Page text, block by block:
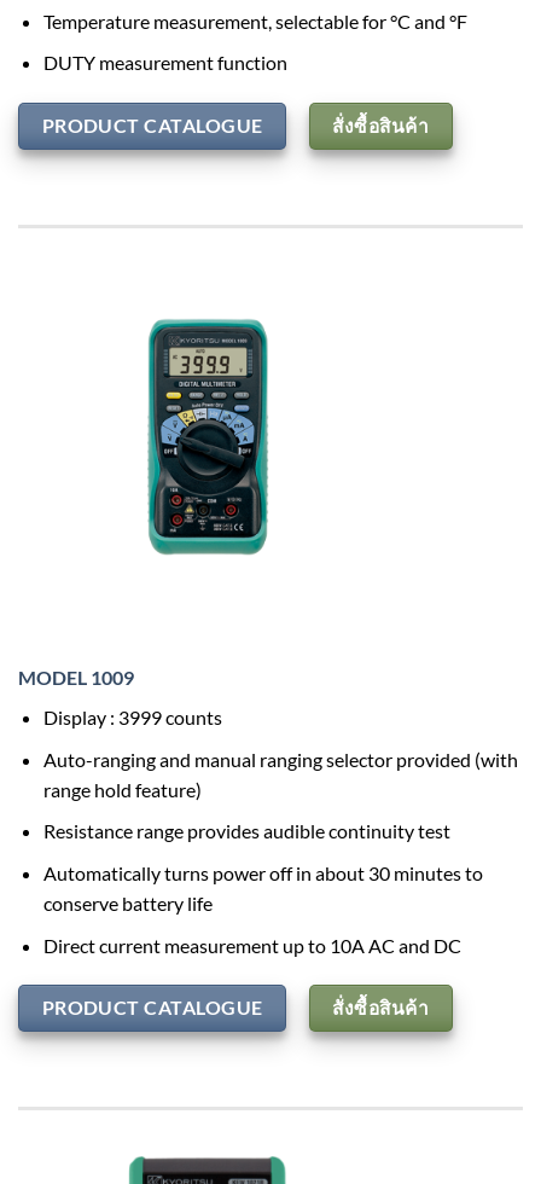
Temperature measurement, selectable for °C and °F
DUTY measurement function
PRODUCT CATALOGUE สั่งซื้อสินค้า
MODEL 1009
Display : 3999 counts
Auto-ranging and manual ranging selector provided (with
range hold feature)
Resistance range provides audible continuity test
Automatically turns power off in about 30 minutes to
conserve battery life
Direct current measurement up to 10A AC and DC
PRODUCT CATALOGUE สั่งซื้อสินค้า